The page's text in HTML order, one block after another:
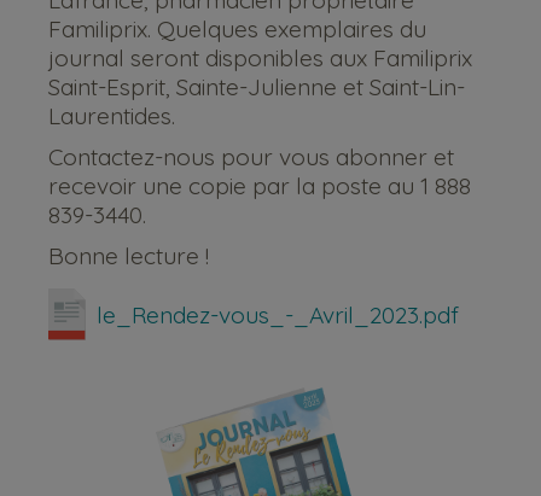
Familiprix. Quelques exemplaires du
journal seront disponibles aux Familiprix
Saint-Esprit, Sainte-Julienne et Saint-Lin-
Laurentides.
Contactez-nous pour vous abonner et
recevoir une copie par la poste au 1 888
839-3440.
Bonne lecture !
le_Rendez-vous_-_Avril_2023.pdf